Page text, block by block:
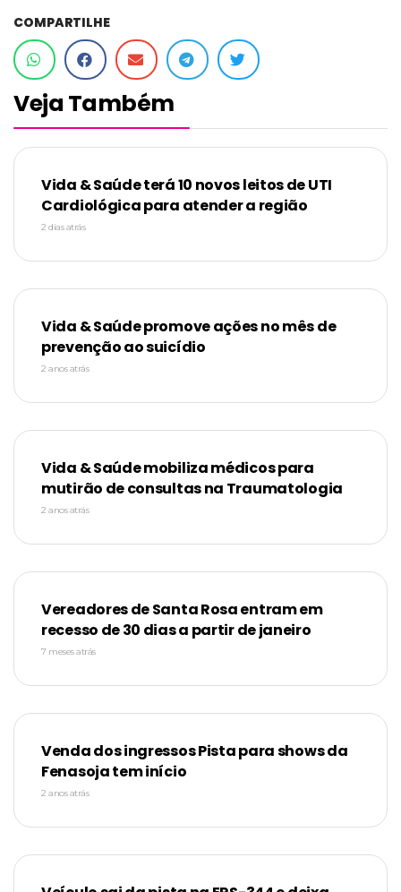
COMPARTILHE
Veja Também
Vida & Saúde terá 10 novos leitos de UTI
Cardiológica para atender a região
2 dias atrás
Vida & Saúde promove ações no mês de
prevenção ao suicídio
2 anos atrás
Vida & Saúde mobiliza médicos para
mutirão de consultas na Traumatologia
2 anos atrás
Vereadores de Santa Rosa entram em
recesso de 30 dias a partir de janeiro
7 meses atrás
Venda dos ingressos Pista para shows da
Fenasoja tem início
2 anos atrás